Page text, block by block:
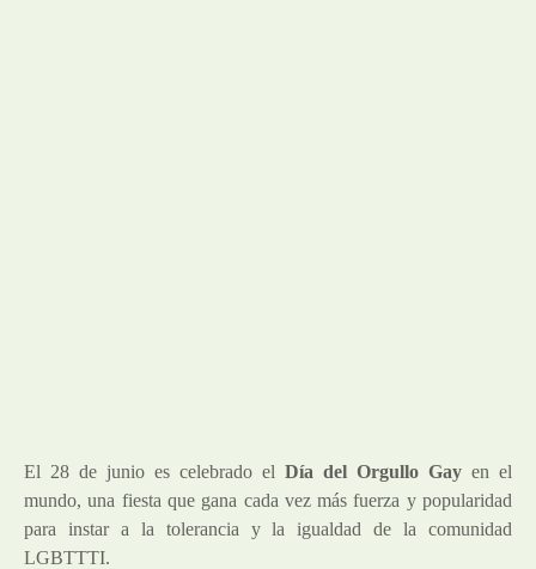
El 28 de junio es celebrado el Día del Orgullo Gay en el
mundo, una fiesta que gana cada vez más fuerza y popularidad
para instar a la tolerancia y la igualdad de la comunidad
LGBTTTI.